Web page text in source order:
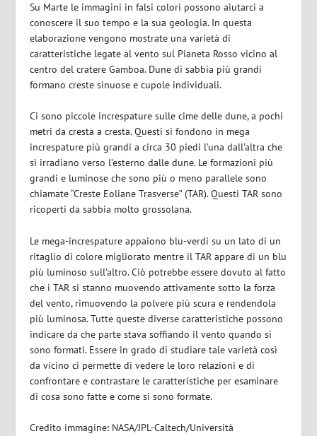
Su Marte le immagini in falsi colori possono aiutarci a
conoscere il suo tempo e la sua geologia. In questa
elaborazione vengono mostrate una varietà di
caratteristiche legate al vento sul Pianeta Rosso vicino al
centro del cratere Gamboa. Dune di sabbia più grandi
formano creste sinuose e cupole individuali.
Ci sono piccole increspature sulle cime delle dune, a pochi
metri da cresta a cresta. Questi si fondono in mega
increspature più grandi a circa 30 piedi l’una dall’altra che
si irradiano verso l’esterno dalle dune. Le formazioni più
grandi e luminose che sono più o meno parallele sono
chiamate “Creste Eoliane Trasverse” (TAR). Questi TAR sono
ricoperti da sabbia molto grossolana.
Le mega-increspature appaiono blu-verdi su un lato di un
ritaglio di colore migliorato mentre il TAR appare di un blu
più luminoso sull’altro. Ciò potrebbe essere dovuto al fatto
che i TAR si stanno muovendo attivamente sotto la forza
del vento, rimuovendo la polvere più scura e rendendola
più luminosa. Tutte queste diverse caratteristiche possono
indicare da che parte stava soffiando il vento quando si
sono formati. Essere in grado di studiare tale varietà così
da vicino ci permette di vedere le loro relazioni e di
confrontare e contrastare le caratteristiche per esaminare
di cosa sono fatte e come si sono formate.
Credito immagine: NASA/JPL-Caltech/Università